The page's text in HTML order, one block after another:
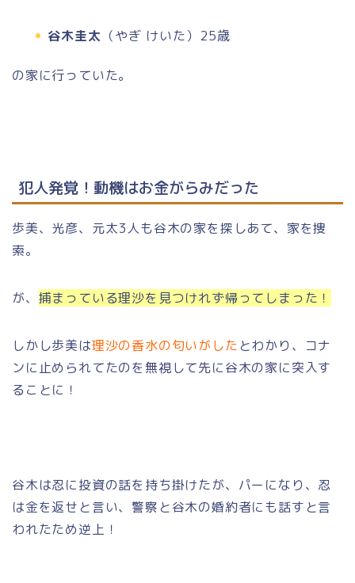
谷木圭太 （やぎ けいた）25歳
の家に行っていた。
犯人発覚！動機はお金がらみだった
歩美、光彦、元太3人も谷木の家を探しあて、家を捜
索。
が、 捕まっている理沙を見つけれず帰ってしまった！
しかし歩美は理沙の香水の匂いがしたとわかり、コナ
ンに止められてたのを無視して先に谷木の家に突入す
ることに！
谷木は忍に投資の話を持ち掛けたが、パーになり、忍
は金を返せと言い、警察と谷木の婚約者にも話すと言
われたため逆上！